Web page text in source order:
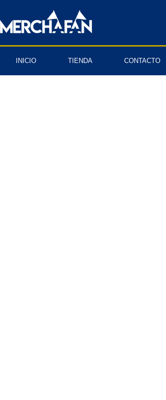
INICIO TIENDA CONTACTO